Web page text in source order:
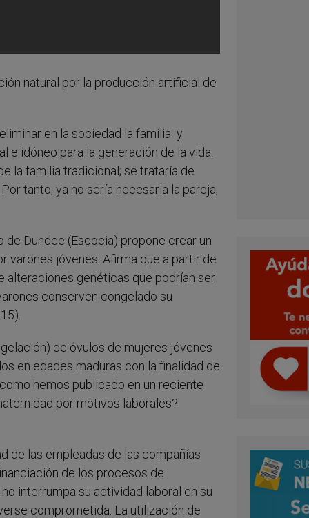
natural por la producción artificial de
en la sociedad la familia y
idóneo para la generación de la vida.
la familia tradicional; se trataría de
tanto, ya no sería necesaria la pareja,
Dundee (Escocia) propone crear un
varones jóvenes. Afirma que a partir de
alteraciones genéticas que podrían ser
conserven congelado su
de óvulos de mujeres jóvenes
en edades maduras con la finalidad de
hemos publicado en un reciente
por motivos laborales?
de las empleadas de las compañías
de los procesos de
interrumpa su actividad laboral en su
comprometida. La utilización de